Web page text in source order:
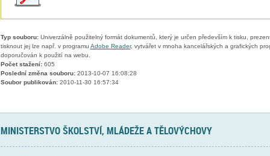
Typ souboru:Univerzálně použitelný formát dokumentů, který je určen především k tisku,
tisknout jej lze např. v programu Adobe Reader, vytvářet v mnoha kancelářských a grafických
doporučován k použití na webu.
Počet stažení:605
Poslední změna souboru:2013-10-07 16:08:28
Soubor publikován:2010-11-30 16:57:34
MINISTERSTVO ŠKOLSTVÍ, MLÁDEŽE A TĚLOVÝCHOVY